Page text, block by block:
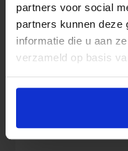
partners voor social
partners kunnen deze
informatie die u aan
verzameld op basis
Kontaktloses